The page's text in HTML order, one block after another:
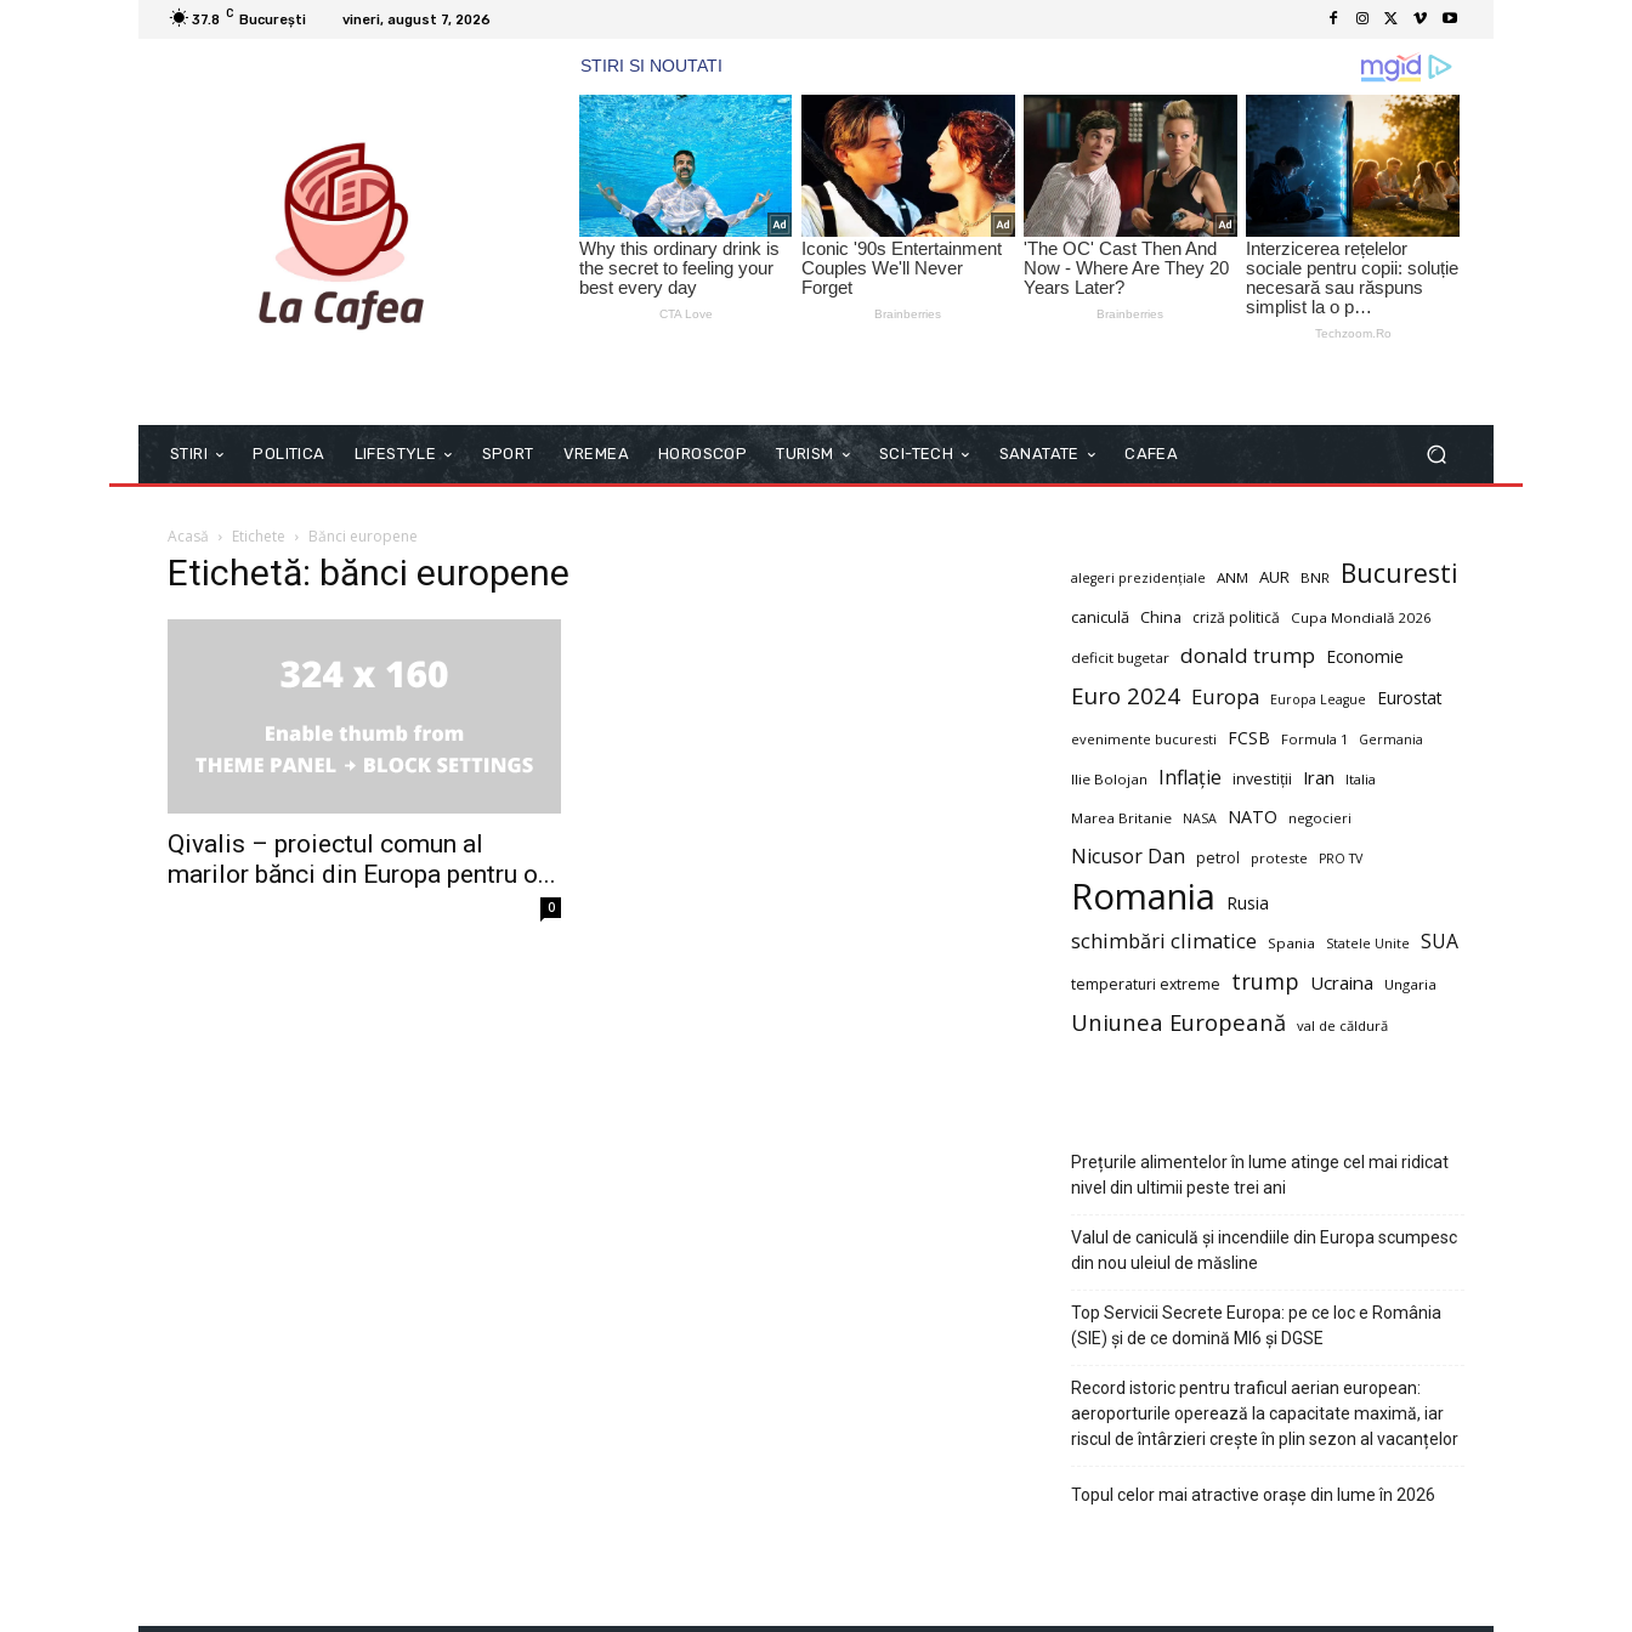
37.8 C București vineri, august 7, 2026
STIRI POLITICA LIFESTYLE SPORT VREMEA HOROSCOP TURISM SCI-TECH SANATATE CAFEA
Acasă Etichete Bănci europene
Etichetă: bănci europene
Qivalis – proiectul comun al
marilor bănci din Europa pentru o...
0
alegeri prezidențiale ANM AUR BNR Bucuresti
caniculă China criză politică Cupa Mondială 2026
deficit bugetar donald trump Economie
Euro 2024 Europa Europa League Eurostat
evenimente bucuresti FCSB Formula 1 Germania
Ilie Bolojan Inflație investiții Iran Italia
Marea Britanie NASA NATO negocieri
Nicusor Dan petrol proteste PRO TV
Romania Rusia
schimbări climatice Spania Statele Unite SUA
temperaturi extreme trump Ucraina Ungaria
Uniunea Europeană val de căldură
Prețurile alimentelor în lume atinge cel mai ridicat
nivel din ultimii peste trei ani
Valul de caniculă și incendiile din Europa scumpesc
din nou uleiul de măsline
Top Servicii Secrete Europa: pe ce loc e România
(SIE) și de ce domină MI6 și DGSE
Record istoric pentru traficul aerian european:
aeroporturile operează la capacitate maximă, iar
riscul de întârzieri crește în plin sezon al vacanțelor
Topul celor mai atractive orașe din lume în 2026